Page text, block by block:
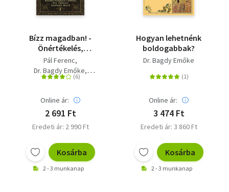
Bízz magadban! -
Önértékelés,
önelfogadás,
önbecsülés
Pál Ferenc
Dr. Bagdy Emőke
Dr. Szondy Máté
Kozma-Vízkeleti Dániel
Online ár:
2 691 Ft
Eredeti ár: 2 990 Ft
Kosárba
2 - 3 munkanap
Hogyan lehetnénk
boldogabbak?
Dr. Bagdy Emőke
Online ár:
3 474 Ft
Eredeti ár: 3 860 Ft
Kosárba
2 - 3 munkanap